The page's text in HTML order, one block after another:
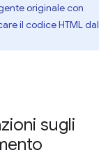
originale con
il codice HTML dal
sugli